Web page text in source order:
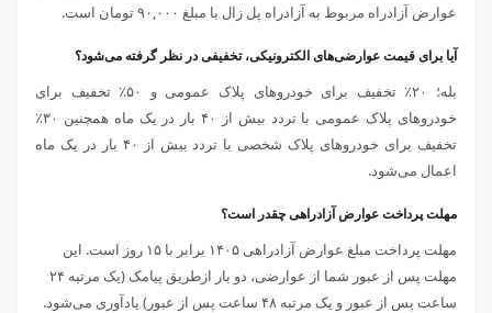
عوارض آزادراه مربوط به آزادراه پل زال با مبلغ ۹۰,۰۰۰ تومان است.
آیا برای قیمت عوارضی‌های الکترونیکی، تخفیفی در نظر گرفته می‌شود؟
بله؛ ۲۰٪ تخفیف برای خودروهای پلاک عمومی و ۵۰٪ تخفیف برای
خودروهای پلاک عمومی با تردد بیش از ۴۰ بار در یک ماه همچنین ۳۰٪
تخفیف برای خودروهای پلاک شخصی با تردد بیش از ۴۰ بار در یک ماه
اعمال می‌شود.
مهلت پرداخت عوارض آزادراهی چقدر است؟
مهلت پرداخت مبلغ عوارض آزادراهی ۱۴۰۵ برابر با ۱۵ روز است. این
مهلت پس از عبور شما از عوارضی، دو بار ازطریق پیامک (یک مرتبه ۲۴
ساعت پس از عبور و یک مرتبه ۴۸ ساعت پس از عبور) یادآوری می‌شود.